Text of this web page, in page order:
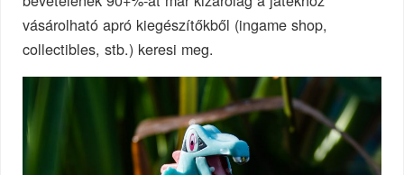
vásárolható apró kiegészítőkből (ingame shop,
collectibles, stb.) keresi meg.